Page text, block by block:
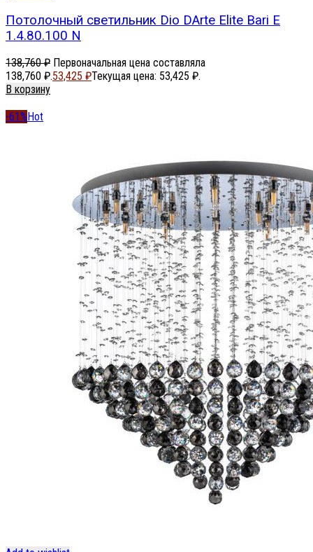
Потолочный светильник Dio DArte Elite Bari E
1.4.80.100 N
138,760₽ Первоначальная цена составляла
138,760 ₽.53,425 ₽Текущая цена: 53,425 ₽.
В корзину
-61% Hot